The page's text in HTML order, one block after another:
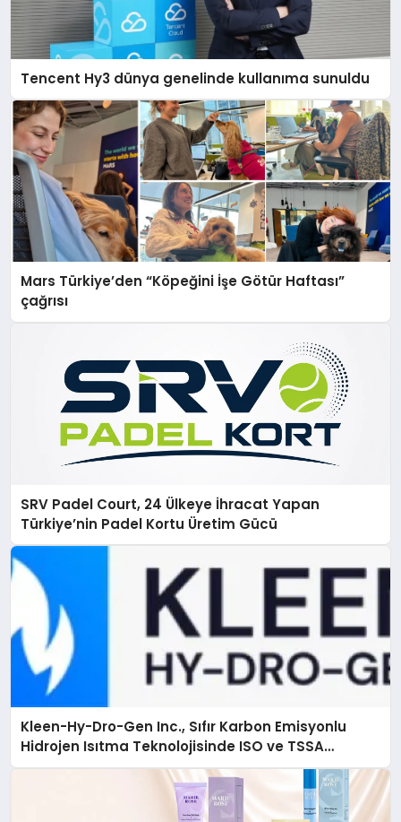
Tencent Hy3 dünya genelinde kullanıma sunuldu
Mars Türkiye’den “Köpeğini İşe Götür Haftası”
çağrısı
SRV Padel Court, 24 Ülkeye İhracat Yapan
Türkiye’nin Padel Kortu Üretim Gücü
Kleen-Hy-Dro-Gen Inc., Sıfır Karbon Emisyonlu
Hidrojen Isıtma Teknolojisinde ISO ve TSSA
Düzenleyici Onaylarını Aldı